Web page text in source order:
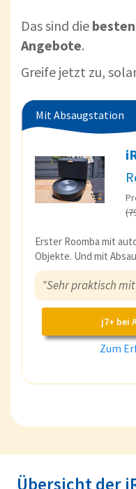
Das sind die
Angebote.
Greife jetzt zu,
Mit Absaugstation
Erster Roomba mit
Objekte. Und mit
"Sehr praktisch
j7+ bei
Zum
Übersicht der